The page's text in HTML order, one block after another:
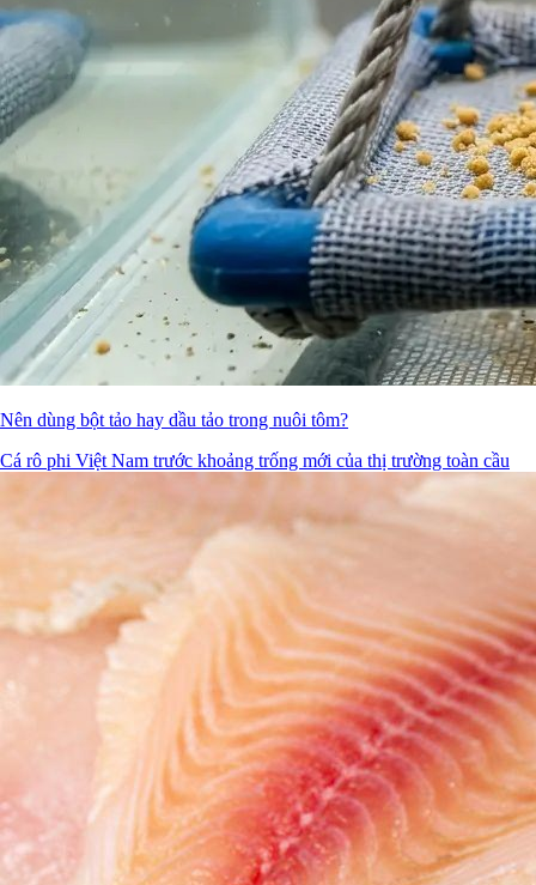
Nên dùng bột tảo hay dầu tảo trong nuôi tôm?
Cá rô phi Việt Nam trước khoảng trống mới của thị trường toàn cầu